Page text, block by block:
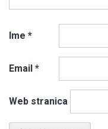
Ime *
Email *
Web stranica